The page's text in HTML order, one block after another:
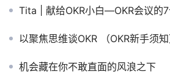
Tita | 献给OKR小白—OKR会议的7
以聚焦思维谈OKR （OKR新手须知
机会藏在你不敢直面的风浪之下